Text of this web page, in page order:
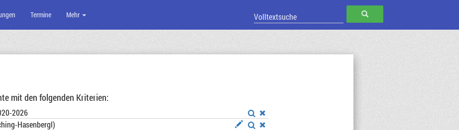
SUCHEN
Termine Mehr
mit den folgenden Kriterien:
2026
Hasenbergl)